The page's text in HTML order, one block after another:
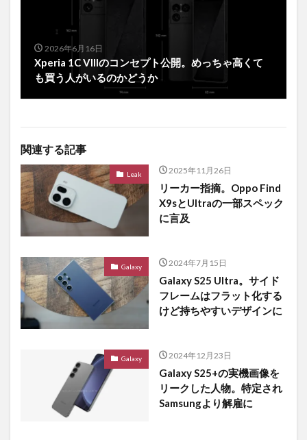
2026年6月16日
Xperia 1C VIIIのコンセプト公開。めっちゃ高くて
も買う人がいるのかどうか
関連する記事
Leak 2025年11月26日
リーカー指摘。Oppo Find
X9sとUltraの一部スペック
に言及
Galaxy 2024年7月15日
Galaxy S25 Ultra。サイド
フレームはフラット化する
けど持ちやすいデザインに
Galaxy 2024年12月23日
Galaxy S25+の実機画像を
リークした人物。特定され
Samsungより解雇に